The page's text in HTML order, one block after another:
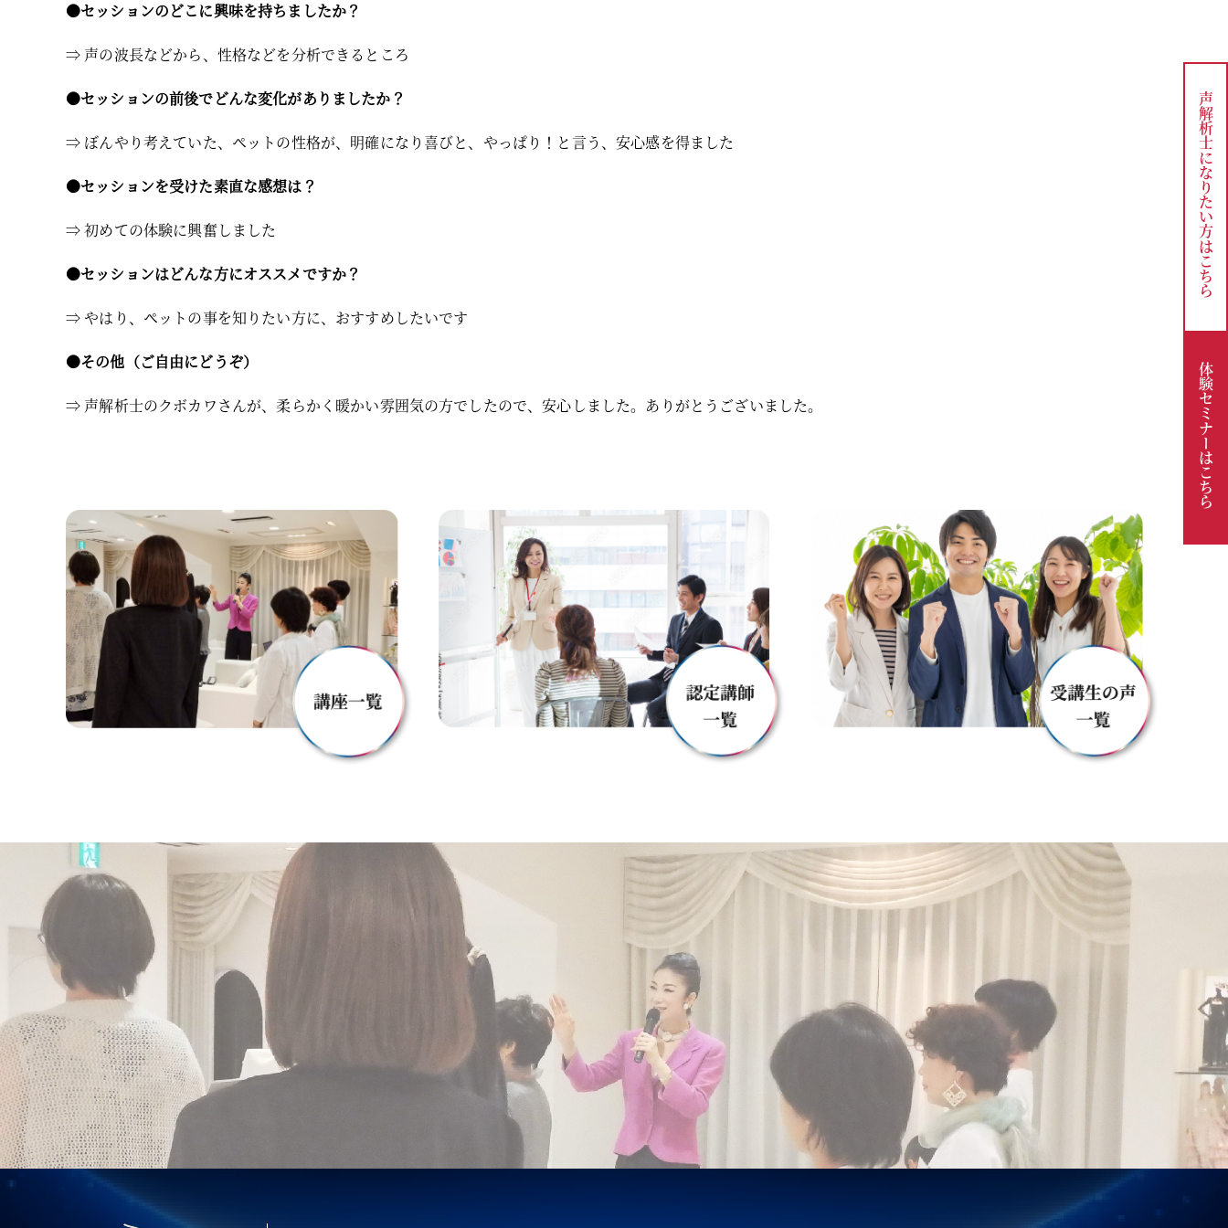
声解析士になりたい方は
こちら
体験セミナーは
こちら
●セッションのどこに興味を持ちましたか？
⇒ 声の波長などから、性格などを分析できるところ
●セッションの前後でどんな変化がありましたか？
⇒ ぼんやり考えていた、ペットの性格が、明確になり喜びと、やっぱり！と言う、安心感を得ました
●セッションを受けた素直な感想は？
⇒ 初めての体験に興奮しました
●セッションはどんな方にオススメですか？
⇒ やはり、ペットの事を知りたい方に、おすすめしたいです
●その他（ご自由にどうぞ）
⇒ 声解析士のクボカワさんが、柔らかく暖かい雰囲気の方でしたので、安心しました。ありがとうございました。